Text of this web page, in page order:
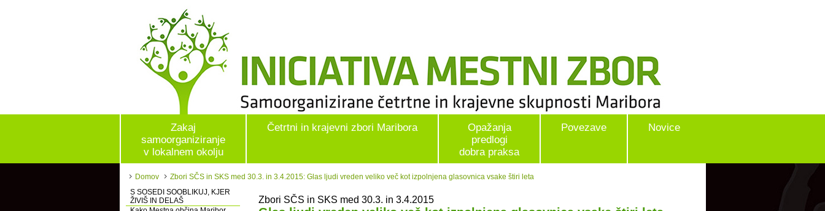
Zakaj
samoorganiziranje
v lokalnem okolju
Četrtni in krajevni zbori Maribora
Opažanja
predlogi
dobra praksa
Povezave Novice
Domov
Zbori SČS in SKS med 30.3. in 3.4.2015: Glas ljudi vreden veliko več kot izpolnjena glasovnica vsake štiri leta
S SOSEDI SOOBLIKUJ, KJER
ŽIVIŠ IN DELAŠ
Zbori SČS in SKS med 30.3. in 3.4.2015